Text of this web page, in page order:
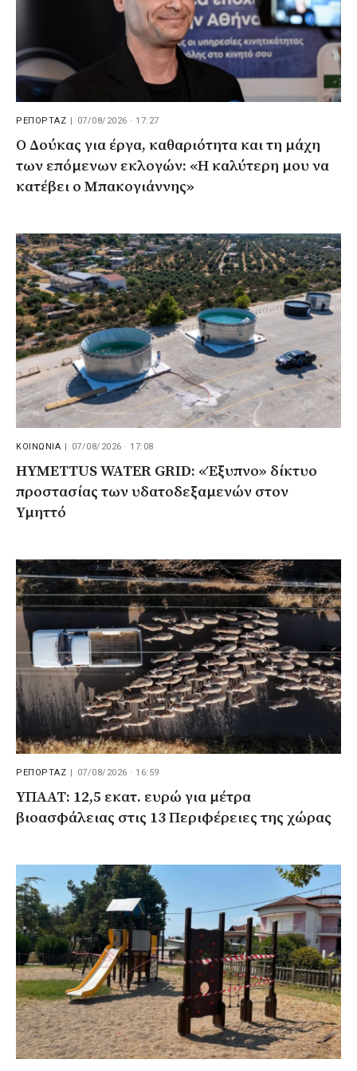
ΡΕΠΟΡΤΑΖ 07/08/2026 · 17:27
Ο Δούκας για έργα, καθαριότητα και τη μάχη
των επόμενων εκλογών: «Η καλύτερη μου να
κατέβει ο Μπακογιάννης»
ΚΟΙΝΩΝΙΑ | 07/08/2026 · 17:08
HYMETTUS WATER GRID: «Έξυπνο» δίκτυο
προστασίας των υδατοδεξαμενών στον
Υμηττό
ΡΕΠΟΡΤΑΖ | 07/08/2026 · 16:59
ΥΠΑΑΤ: 12,5 εκατ. ευρώ για μέτρα
βιοασφάλειας στις 13 Περιφέρειες της χώρας